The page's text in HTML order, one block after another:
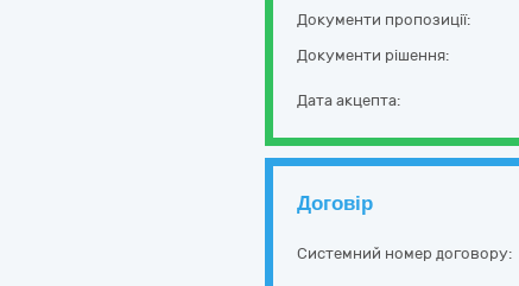
Документи пропозиції:
Документи рішення:
Дата акцепта:
Договір
Системний номер договору: